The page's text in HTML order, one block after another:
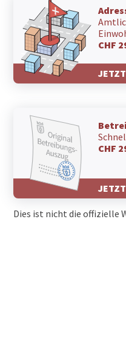
CHF
CHF
Dies ist nicht die offizielle